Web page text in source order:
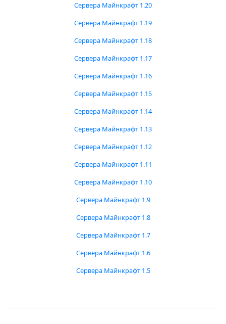
Сервера Майнкрафт 1.20
Сервера Майнкрафт 1.19
Сервера Майнкрафт 1.18
Сервера Майнкрафт 1.17
Сервера Майнкрафт 1.16
Сервера Майнкрафт 1.15
Сервера Майнкрафт 1.14
Сервера Майнкрафт 1.13
Сервера Майнкрафт 1.12
Сервера Майнкрафт 1.11
Сервера Майнкрафт 1.10
Сервера Майнкрафт 1.9
Сервера Майнкрафт 1.8
Сервера Майнкрафт 1.7
Сервера Майнкрафт 1.6
Сервера Майнкрафт 1.5